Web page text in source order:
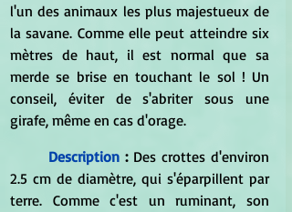
l'un des animaux les plus majestueux de
la savane. Comme elle peut atteindre six
mètres de haut, il est normal que sa
merde se brise en touchant le sol ! Un
conseil, éviter de s'abriter sous une
girafe, même en cas d'orage.
Description : Des crottes d'environ
2.5 cm de diamètre, qui s'éparpillent par
terre. Comme c'est un ruminant, son